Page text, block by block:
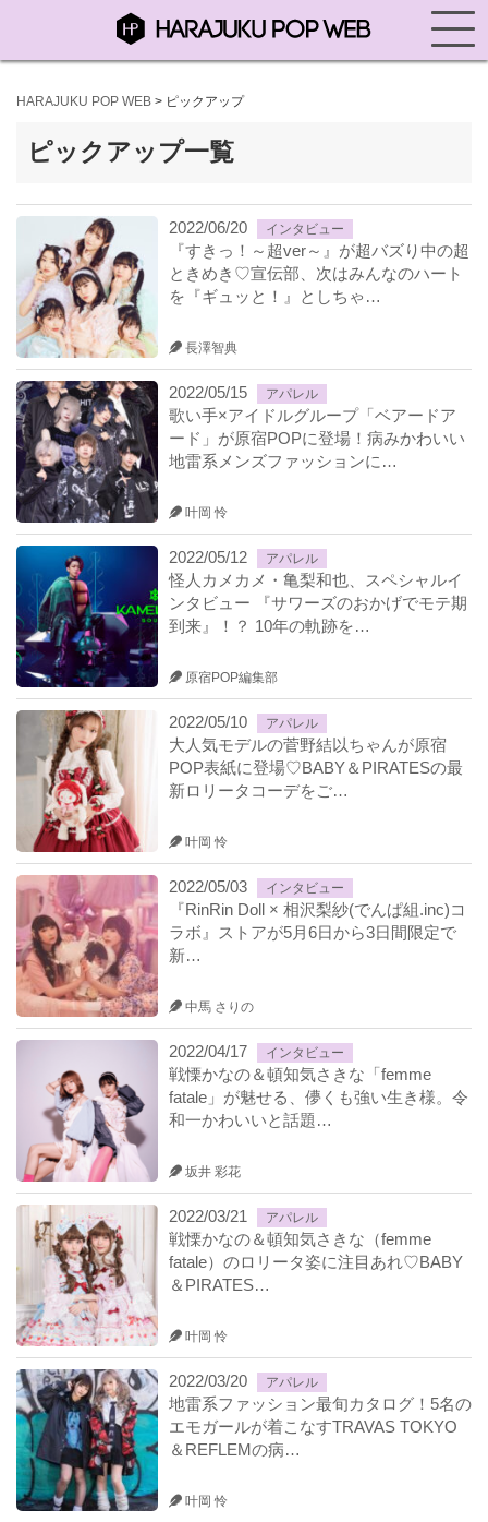
HARAJUKU POP WEB > ピックアップ
ピックアップ一覧
2022/06/20 インタビュー
『すきっ！～超ver～』が超バズり中の超
ときめき♡宣伝部、次はみんなのハート
を『ギュッと！』としちゃ…
長澤智典
2022/05/15 アパレル
歌い手×アイドルグループ「ベアードア
ード」が原宿POPに登場！病みかわいい
地雷系メンズファッションに…
叶岡 怜
2022/05/12 アパレル
怪人カメカメ・亀梨和也、スペシャルイ
ンタビュー 『サワーズのおかげでモテ期
到来』！？ 10年の軌跡を…
原宿POP編集部
2022/05/10 アパレル
大人気モデルの菅野結以ちゃんが原宿
POP表紙に登場♡BABY＆PIRATESの最
新ロリータコーデをご…
叶岡 怜
2022/05/03 インタビュー
『RinRin Doll × 相沢梨紗(でんぱ組.inc)コ
ラボ』ストアが5月6日から3日間限定で
新…
中馬 さりの
2022/04/17 インタビュー
戦慄かなの＆頓知気さきな「femme
fatale」が魅せる、儚くも強い生き様。令
和一かわいいと話題…
坂井 彩花
2022/03/21 アパレル
戦慄かなの＆頓知気さきな（femme
fatale）のロリータ姿に注目あれ♡BABY
＆PIRATES…
叶岡 怜
2022/03/20 アパレル
地雷系ファッション最旬カタログ！5名の
エモガールが着こなすTRAVAS TOKYO
＆REFLEMの病…
叶岡 怜